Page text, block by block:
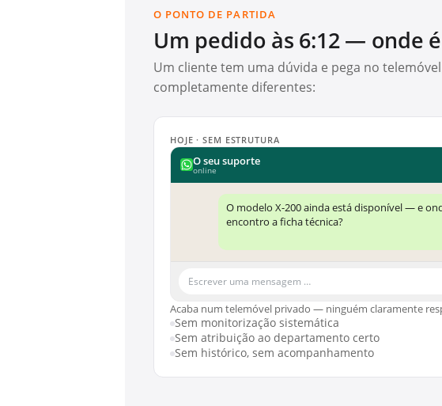
O PONTO DE PARTIDA
Um pedido às 6:12 — onde
Um cliente tem uma dúvida e pega no
completamente diferentes:
HOJE · SEM ESTRUTURA
O seu suporte
online
O modelo X-200 ainda está disponível — e
encontro a ficha técnica?
Escrever uma mensagem …
Acaba num telemóvel privado — ninguém claramente
Sem monitorização sistemática
Sem atribuição ao departamento certo
Sem histórico, sem acompanhamento